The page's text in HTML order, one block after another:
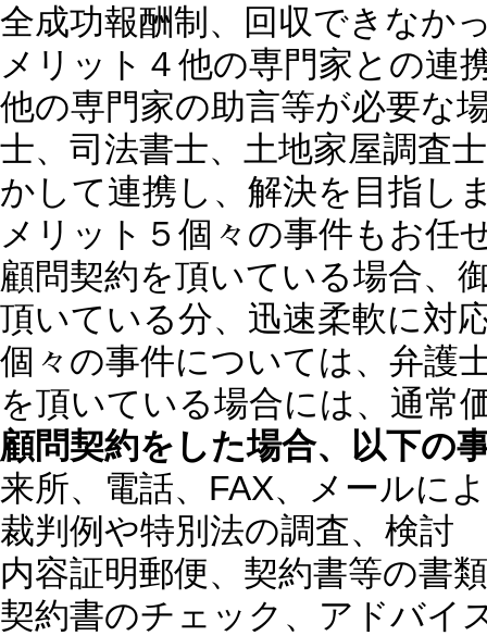
全成功報酬制、回収できなか
メリット４他の専門家との連
他の専門家の助言等が必要な
士、司法書士、土地家屋調査
かして連携し、解決を目指し
メリット５ 個々の事件もお任
顧問契約を頂いている場合、
頂いている分、迅速柔軟に対
個々の事件については、弁護
を頂いている場合には、通常
顧問契約をした場合、以下の
来所、電話、FAX、メールに
裁判例や特別法の調査、検討
内容証明郵便、契約書等の書
契約書のチェック、アドバイ